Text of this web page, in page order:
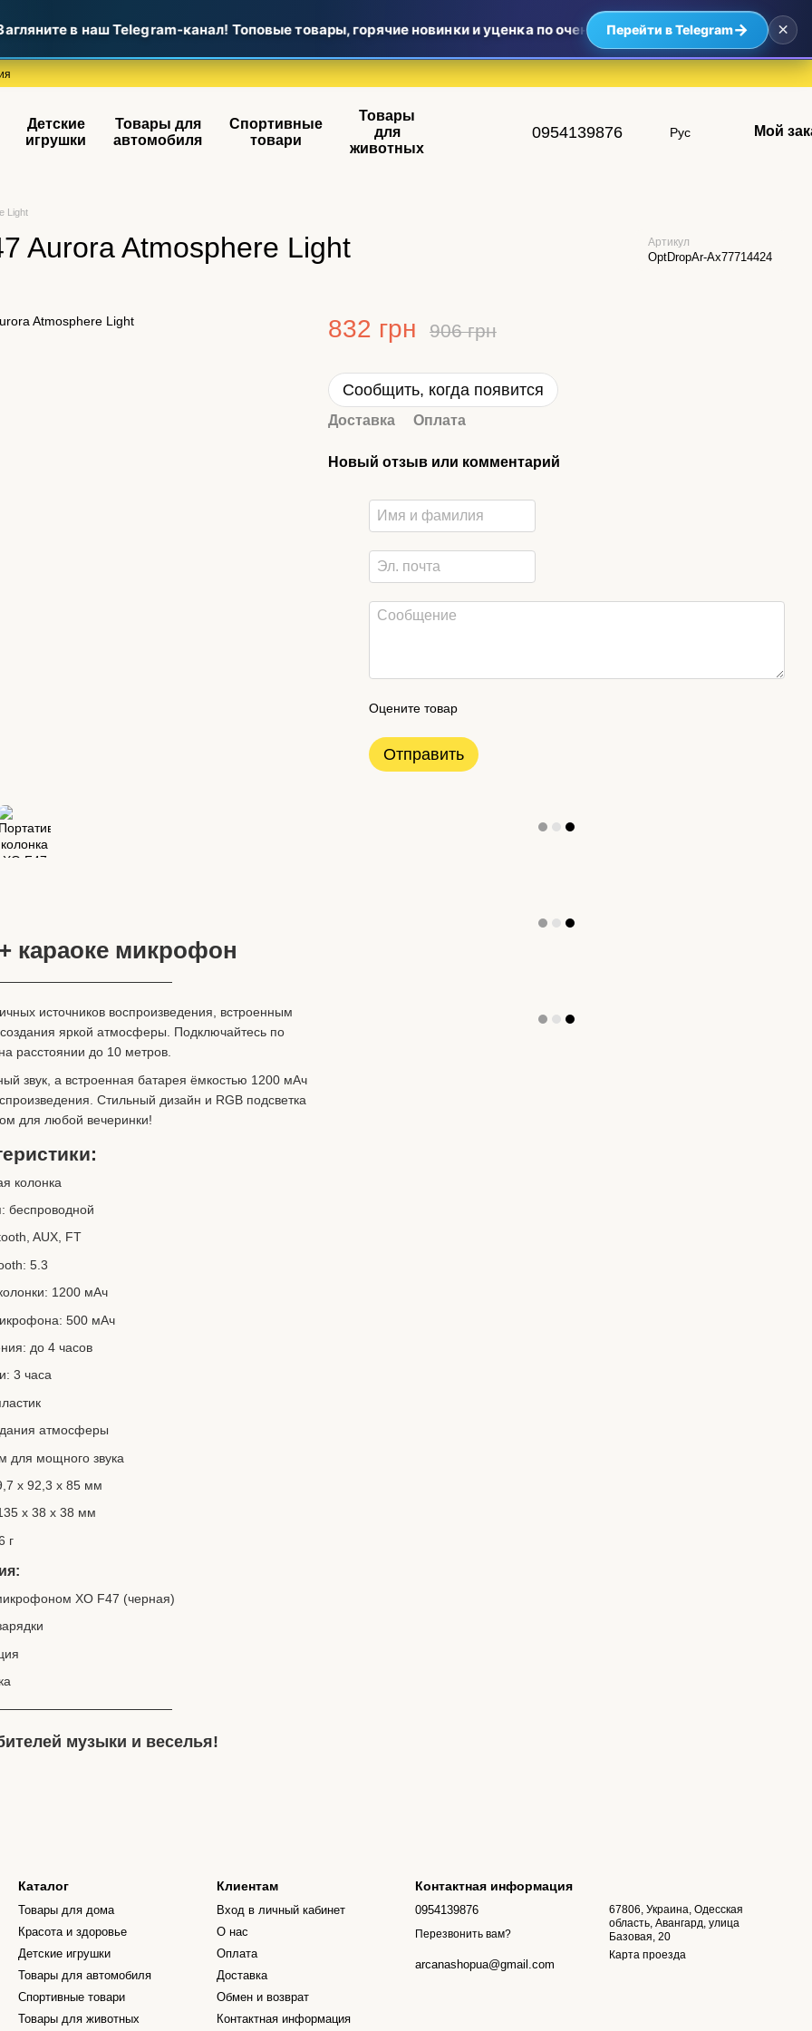
в наш Telegram-канал! Топовые товары, горячие новинки и уценка по очень приятным ценам — самые
Перейти в Telegram→ ×
Детские
игрушки
Товары для
автомобиля
Спортивные
товари
Товары
для
животных
0954139876 Рус Мой
Light
Aurora Atmosphere Light Артикул
OptDropAr-Ax77714424
караоке микрофон
источников воспроизведения, встроенным
яркой атмосферы. Подключайтесь по
расстоянии до 10 метров.
звук, а встроенная батарея ёмкостью 1200 мАч
Стильный дизайн и RGB подсветка
для любой вечеринки!
колонка
беспроводной
AUX, FT
5.3
1200 мАч
500 мАч
до 4 часов
3 часа
атмосферы
мощного звука
х 92,3 х 85 мм
х 38 х 38 мм
г
XO F47 (черная)
музыки и веселья!
832 грн 906 грн
Сообщить, когда появится
Доставка Оплата
Новый отзыв или комментарий
Оцените товар
Отправить
Каталог
Товары для дома
Красота и здоровье
Детские игрушки
Товары для автомобиля
Спортивные товари
Товары для животных
Клиентам
Вход в личный кабинет
О нас
Оплата
Доставка
Обмен и возврат
Контактная информация
Контактная информация
0954139876
Перезвонить вам?
arcanashopua@gmail.com
67806, Украина, Одесская
область, Авангард, улица
Базовая, 20
Карта проезда